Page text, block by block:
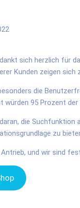
sich herzlich für
Kunden zeigen
die
würden 95 Prozent
die Suchfunktion
zu
und wir sind